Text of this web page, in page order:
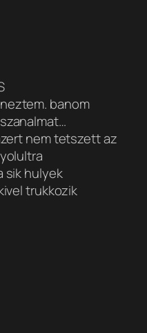
banom
nem tetszett az
sik hulyek
trukkozik